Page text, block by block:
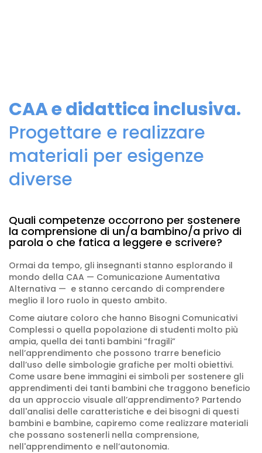
CAA e didattica inclusiva.
Progettare e realizzare
materiali per esigenze
diverse
Quali competenze occorrono per sostenere
la comprensione di un/a bambino/a privo di
parola o che fatica a leggere e scrivere?
Ormai da tempo, gli insegnanti stanno esplorando il
mondo della CAA — Comunicazione Aumentativa
Alternativa — e stanno cercando di comprendere
meglio il loro ruolo in questo ambito.
Come aiutare coloro che hanno Bisogni Comunicativi
Complessi o quella popolazione di studenti molto più
ampia, quella dei tanti bambini “fragili”
nell’apprendimento che possono trarre beneficio
dall’uso delle simbologie grafiche per molti obiettivi.
Come usare bene immagini ei simboli per sostenere gli
apprendimenti dei tanti bambini che traggono beneficio
da un approccio visuale all’apprendimento? Partendo
dall'analisi delle caratteristiche e dei bisogni di questi
bambini e bambine, capiremo come realizzare materiali
che possano sostenerli nella comprensione,
nell'apprendimento e nell’autonomia.